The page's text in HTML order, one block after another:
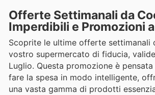
Offerte Settimanali da
Imperdibili e Promozioni
Scoprite le ultime offerte settimanali
vostro supermercato di fiducia,
Luglio. Questa promozione è
fare la spesa in modo intelligente,
una vasta gamma di prodotti